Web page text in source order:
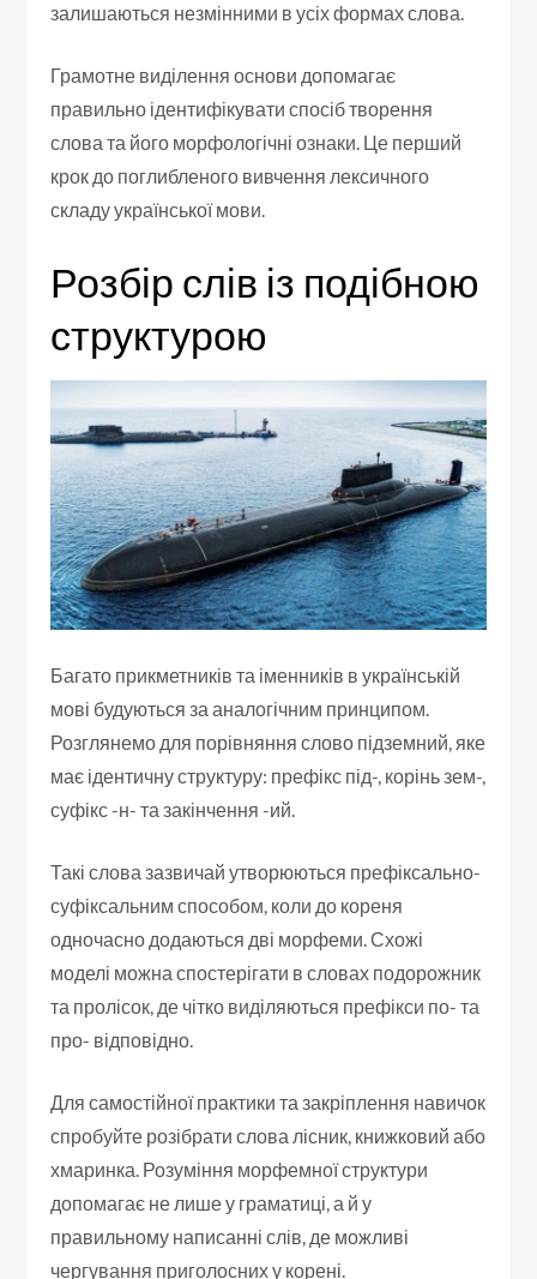
залишаються незмінними в усіх формах слова.
Грамотне виділення основи допомагає
правильно ідентифікувати спосіб творення
слова та його морфологічні ознаки. Це перший
крок до поглибленого вивчення лексичного
складу української мови.
Розбір слів із подібною
структурою
Багато прикметників та іменників в українській
мові будуються за аналогічним принципом.
Розглянемо для порівняння слово підземний, яке
має ідентичну структуру: префікс під-, корінь зем-,
суфікс -н- та закінчення -ий.
Такі слова зазвичай утворюються префіксально-
суфіксальним способом, коли до кореня
одночасно додаються дві морфеми. Схожі
моделі можна спостерігати в словах подорожник
та пролісок, де чітко виділяються префікси по- та
про- відповідно.
Для самостійної практики та закріплення навичок
спробуйте розібрати слова лісник, книжковий або
хмаринка. Розуміння морфемної структури
допомагає не лише у граматиці, а й у
правильному написанні слів, де можливі
чергування приголосних у корені.